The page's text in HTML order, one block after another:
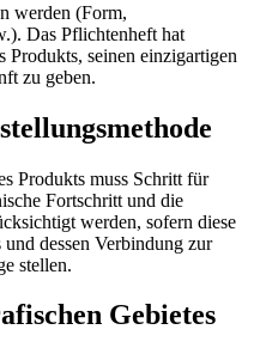
werden (Form,
Das Pflichtenheft hat
Produkts, seinen einzigartigen
zu geben.
Produkts muss Schritt für
Fortschritt und die
werden, sofern diese
dessen Verbindung zur
stellen.
Gebietes